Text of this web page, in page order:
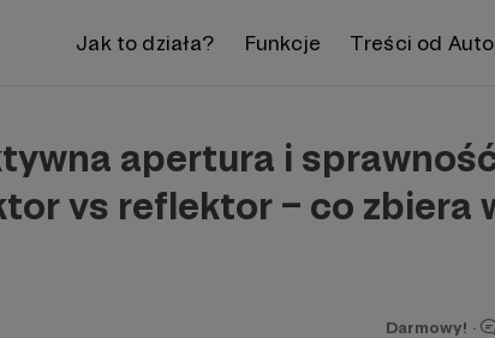
Jak to działa? Funkcje Treści od
apertura i
vs reflektor – co zbiera
Darmowy! ·